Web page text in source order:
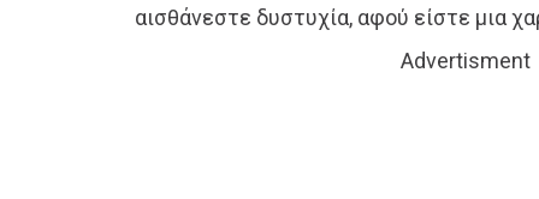
αισθάνεστε δυστυχία, αφού είστε μια
Advertisment